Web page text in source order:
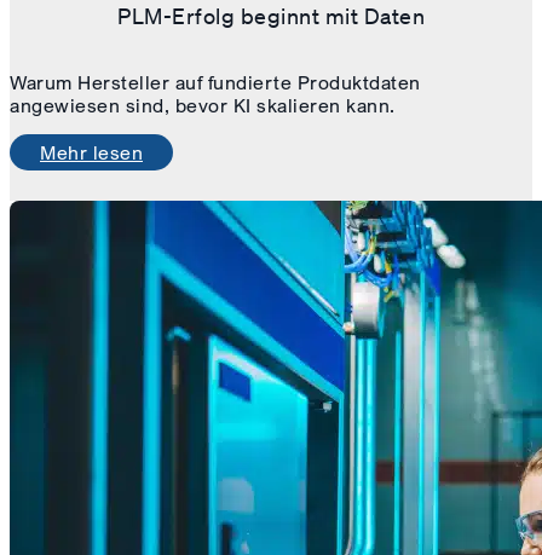
PLM-Erfolg beginnt mit Daten
Warum Hersteller auf fundierte Produktdaten
angewiesen sind, bevor KI skalieren kann.
Mehr lesen